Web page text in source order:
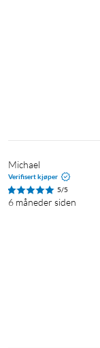
Michael
Verifisert kjøper
5/5
6 måneder siden